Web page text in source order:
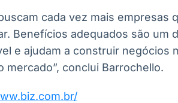
cada vez mais empresas
Benefícios adequados são um
e ajudam a construir negócios
mercado”, conclui Barrochello.